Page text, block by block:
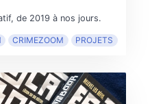
de 2019 à nos jours.
CRIMEZOOM PROJETS